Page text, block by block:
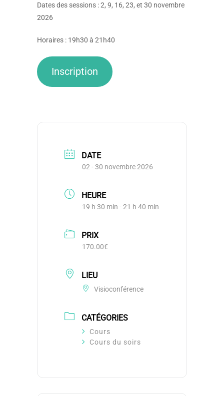
Dates des sessions : 2, 9, 16, 23, et 30 novembre
2026
Horaires : 19h30 à 21h40
Inscription
DATE
02 - 30 novembre 2026
HEURE
19 h 30 min - 21 h 40 min
PRIX
170.00€
LIEU
Visioconférence
CATÉGORIES
Cours
Cours du soirs